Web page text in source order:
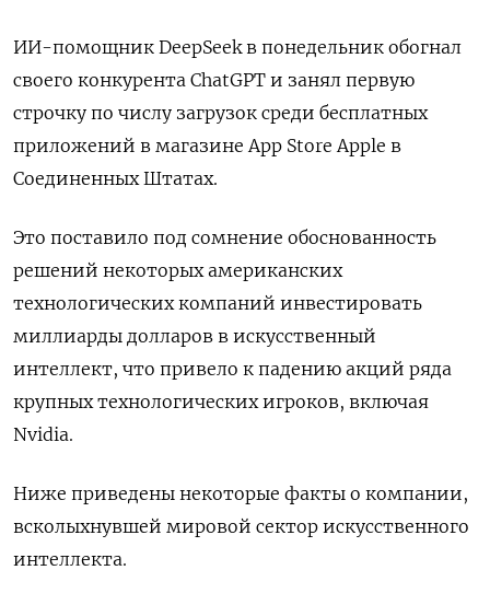
ИИ-помощник DeepSeek в понедельник обогнал
своего конкурента ChatGPT и занял первую
строчку по числу загрузок среди бесплатных
приложений в магазине App Store Apple в
Соединенных Штатах.
Это поставило под сомнение обоснованность
решений некоторых американских
технологических компаний инвестировать
миллиарды долларов в искусственный
интеллект, что привело к падению акций ряда
крупных технологических игроков, включая
Nvidia.
Ниже приведены некоторые факты о компании,
всколыхнувшей мировой сектор искусственного
интеллекта.